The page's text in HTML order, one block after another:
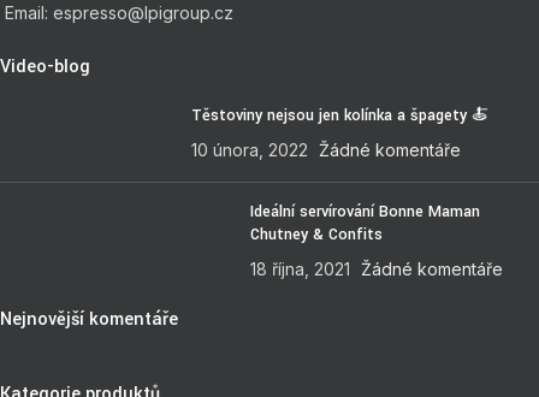
Email: espresso@lpigroup.cz
Video-blog
Těstoviny nejsou jen kolínka a špagety 🍝
10 února, 2022 Žádné komentáře
Ideální servírování Bonne Maman
Chutney & Confits
18 října, 2021 Žádné komentáře
Nejnovější komentáře